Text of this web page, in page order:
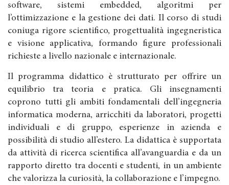
software, sistemi embedded, algoritmi per
l’ottimizzazione e la gestione dei dati. Il corso di studi
coniuga rigore scientifico, progettualità ingegneristica
e visione applicativa, formando figure professionali
richieste a livello nazionale e internazionale.
Il programma didattico è strutturato per offrire un
equilibrio tra teoria e pratica. Gli insegnamenti
coprono tutti gli ambiti fondamentali dell’ingegneria
informatica moderna, arricchiti da laboratori, progetti
individuali e di gruppo, esperienze in azienda e
possibilità di studio all’estero. La didattica è supportata
da attività di ricerca scientifica all’avanguardia e da un
rapporto diretto tra docenti e studenti, in un ambiente
che valorizza la curiosità, la collaborazione e l’impegno.